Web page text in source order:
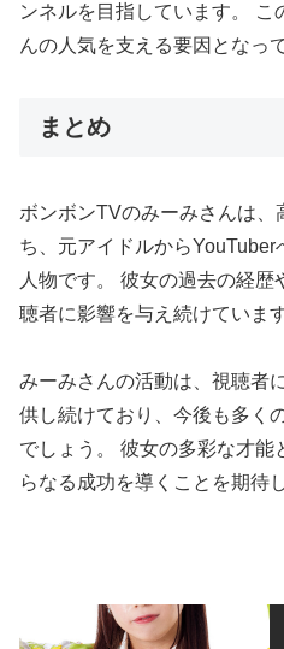
ンネルを目指しています。 こ
んの人気を支える要因となっ
まとめ
ボンボンTVのみーみさんは、
ち、元アイドルから
人物です。 彼女の過去の経
聴者に影響を与え続けています
みーみさんの活動は、視聴者
供し続けており、今後も多く
でしょう。 彼女の多彩な才能
らなる成功を導くことを期待